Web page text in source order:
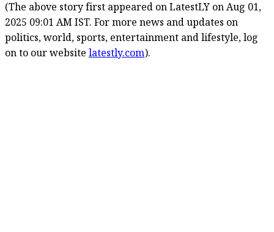
(The above story first appeared on LatestLY on Aug 01,
2025 09:01 AM IST. For more news and updates on
politics, world, sports, entertainment and lifestyle, log
on to our website latestly.com).